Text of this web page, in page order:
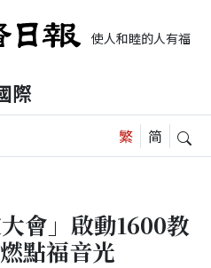
使人和睦的人有福了
際
會」啟動1600教
點福音光